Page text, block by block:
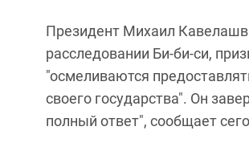
Президент Михаил
расследовании Би-би-си,
"осмеливаются
своего государства". Он
полный ответ", сообщает